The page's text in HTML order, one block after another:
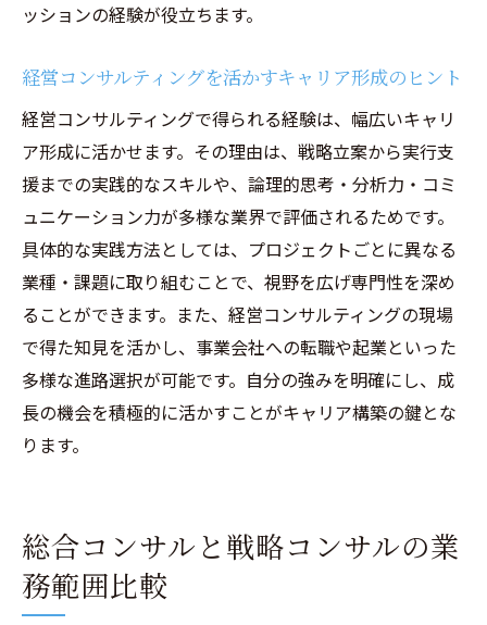
ッションの経験が役立ちます。
経営コンサルティングを活かすキャリア形成のヒント
経営コンサルティングで得られる経験は、幅広いキャリ
ア形成に活かせます。その理由は、戦略立案から実行支
援までの実践的なスキルや、論理的思考・分析力・コミ
ュニケーション力が多様な業界で評価されるためです。
具体的な実践方法としては、プロジェクトごとに異なる
業種・課題に取り組むことで、視野を広げ専門性を深め
ることができます。また、経営コンサルティングの現場
で得た知見を活かし、事業会社への転職や起業といった
多様な進路選択が可能です。自分の強みを明確にし、成
長の機会を積極的に活かすことがキャリア構築の鍵とな
ります。
総合コンサルと戦略コンサルの業
務範囲比較